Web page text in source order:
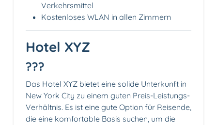
Verkehrsmittel
Kostenloses WLAN in allen Zimmern
Hotel XYZ
???
Das Hotel XYZ bietet eine solide Unterkunft in
New York City zu einem guten Preis-Leistungs-
Verhältnis. Es ist eine gute Option für Reisende,
die eine komfortable Basis suchen, um die